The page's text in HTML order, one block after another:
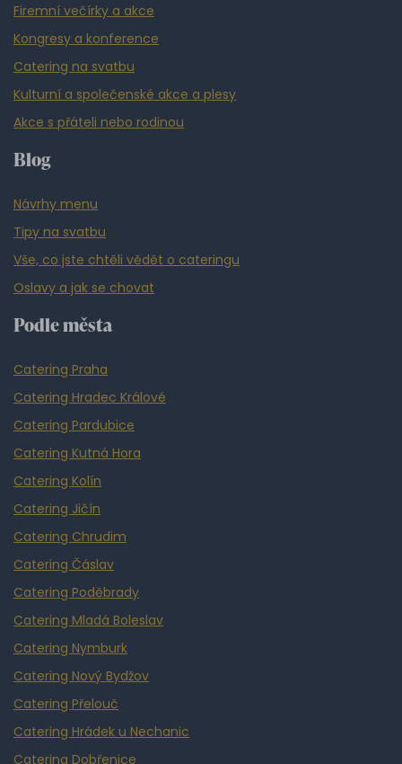
Firemní večírky a akce
Kongresy a konference
Catering na svatbu
Kulturní a společenské akce a plesy
Akce s přáteli nebo rodinou
Blog
Návrhy menu
Tipy na svatbu
Vše, co jste chtěli vědět o cateringu
Oslavy a jak se chovat
Podle města
Catering Praha
Catering Hradec Králové
Catering Pardubice
Catering Kutná Hora
Catering Kolín
Catering Jičín
Catering Chrudim
Catering Čáslav
Catering Poděbrady
Catering Mladá Boleslav
Catering Nymburk
Catering Nový Bydžov
Catering Přelouč
Catering Hrádek u Nechanic
Catering Dobřenice